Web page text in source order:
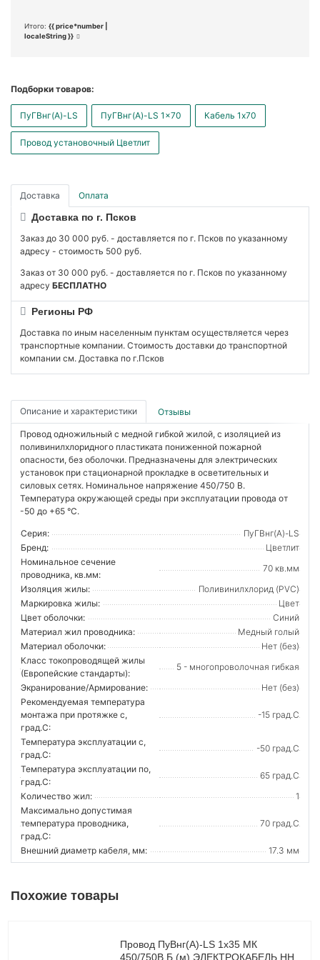
Итого: {{ price*number |
localeString }}
Подборки товаров:
ПуГВнг(А)-LS ПуГВнг(А)-LS 1x70 Кабель 1x70
Провод установочный Цветлит
Доставка Оплата
Доставка по г. Псков
Заказ до 30 000 руб. - доставляется по г. Псков по указанному
адресу - стоимость 500 руб.
Заказ от 30 000 руб. - доставляется по г. Псков по указанному
адресу БЕСПЛАТНО
Регионы РФ
Доставка по иным населенным пунктам осуществляется через
транспортные компании. Стоимость доставки до транспортной
компании см. Доставка по г.Псков
Описание и характеристики Отзывы
Провод одножильный с медной гибкой жилой, с изоляцией из
поливинилхлоридного пластиката пониженной пожарной
опасности, без оболочки. Предназначены для электрических
установок при стационарной прокладке в осветительных и
силовых сетях. Номинальное напряжение 450/750 В.
Температура окружающей среды при эксплуатации провода от
-50 до +65 °C.
Серия:
ПуГВнг(А)-LS
Бренд:
Цветлит
Номинальное сечение
проводника, кв.мм:
70 кв.мм
Изоляция жилы:
Поливинилхлорид (PVC)
Маркировка жилы:
Цвет
Цвет оболочки:
Синий
Материал жил проводника:
Медный голый
Материал оболочки:
Нет (без)
Класс токопроводящей жилы
(Европейские стандарты):
5 - многопроволочная гибкая
Экранирование/Армирование:
Нет (без)
Рекомендуемая температура
монтажа при протяжке с,
град.C:
-15 град.C
Температура эксплуатации с,
град.C:
-50 град.C
Температура эксплуатации по,
град.C:
65 град.C
Количество жил:
1
Максимально допустимая
температура проводника,
град.C:
70 град.C
Внешний диаметр кабеля, мм: 17.3 мм
Похожие товары
Провод ПуВнг(А)-LS 1х35 МК
450/750В Б (м) ЭЛЕКТРОКАБЕЛЬ НН